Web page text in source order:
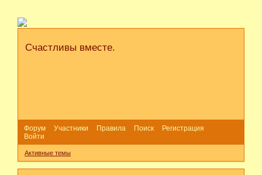
Счастливы вместе.
Форум Участники Правила Поиск
Регистрация
Войти
Активные темы